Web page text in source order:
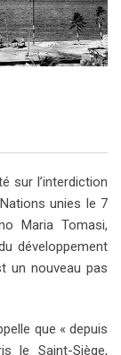
sur l’interdiction
unies le 7
Maria Tomasi,
développement
un nouveau pas
que « depuis
le Saint-Siège,